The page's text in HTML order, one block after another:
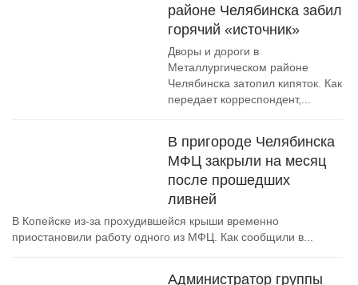
районе Челябинска забил
горячий «источник»
Дворы и дороги в
Металлургическом районе
Челябинска затопил кипяток. Как
передает корреспондент,...
В пригороде Челябинска
МФЦ закрыли на месяц
после прошедших
ливней
В Копейске из-за прохудившейся крыши временно
приостановили работу одного из МФЦ. Как сообщили в...
Администратор группы